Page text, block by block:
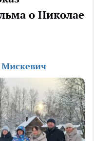
о Николае
Мискевич